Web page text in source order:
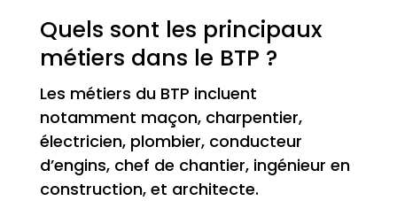
Quels sont les principaux
métiers dans le BTP ?
Les métiers du BTP incluent
notamment maçon, charpentier,
électricien, plombier, conducteur
d’engins, chef de chantier, ingénieur en
construction, et architecte.